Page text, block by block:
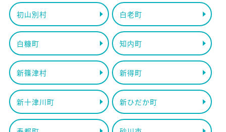
初山別村 白老町
白糠町 知内町
新篠津村 新得町
新十津川町 新ひだか町